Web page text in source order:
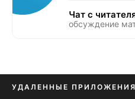
Чат с
обсуждение
УДАЛЕННЫЕ ПРИЛОЖЕНИЯ